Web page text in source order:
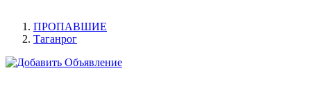
ПРОПАВШИЕ
Таганрог